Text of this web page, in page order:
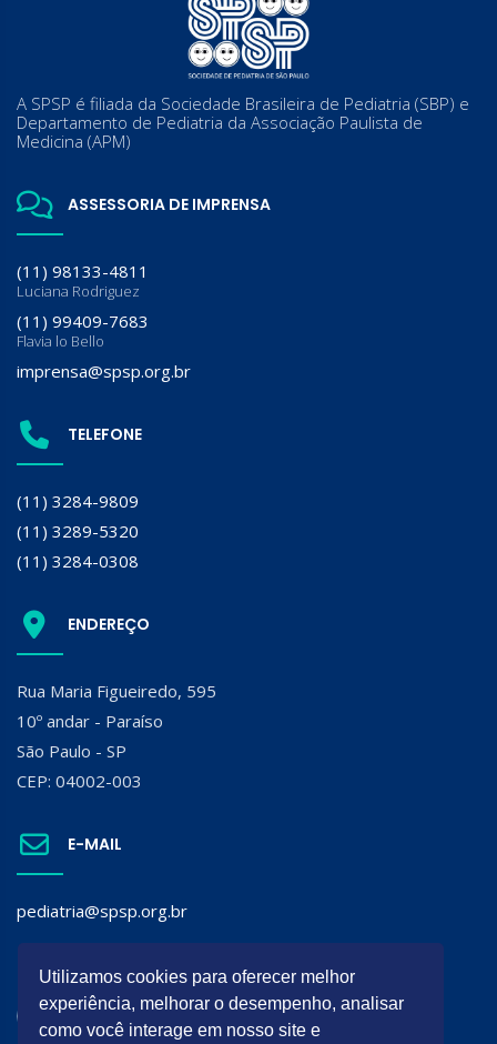
A SPSP é filiada da Sociedade Brasileira de Pediatria (SBP) e
Departamento de Pediatria da Associação Paulista de
Medicina (APM)
ASSESSORIA DE IMPRENSA
(11) 98133-4811
Luciana Rodriguez
(11) 99409-7683
Flavia lo Bello
imprensa@spsp.org.br
TELEFONE
(11) 3284-9809
(11) 3289-5320
(11) 3284-0308
ENDEREÇO
Rua Maria Figueiredo, 595
10º andar - Paraíso
São Paulo - SP
CEP: 04002-003
E-MAIL
pediatria@spsp.org.br
SIGA A SPSP:
Utilizamos cookies para oferecer melhor
experiência, melhorar o desempenho, analisar
como você interage em nosso site e